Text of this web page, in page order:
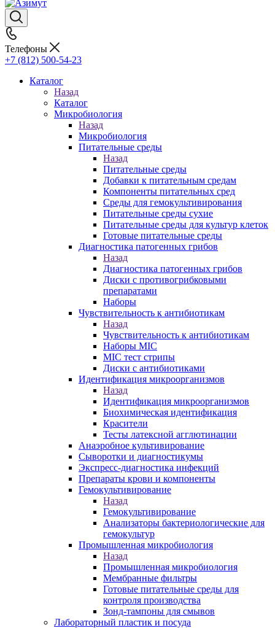
Телефоны
+7 (812) 500-54-23
Каталог
Назад
Каталог
Микробиология
Назад
Микробиология
Питательные среды
Назад
Питательные среды
Добавки к питательным средам
Компоненты питательных сред
Среды для гемокультивирования
Питательные среды сухие
Питательные среды для культур клеток
Готовые питательные среды
Диагностика патогенных грибов
Назад
Диагностика патогенных грибов
Диски с противогрибковыми
препаратами
Наборы
Чувствительность к антибиотикам
Назад
Чувствительность к антибиотикам
Наборы MIC
MIC тест стрипы
Диски с антибиотиками
Идентификация микроорганизмов
Назад
Идентификация микроорганизмов
Биохимическая идентификация
Красители
Тесты латексной агглютинации
Анаэробное культивирование
Сыворотки и диагностикумы
Экспресс-диагностика инфекций
Препараты крови и компоненты
Гемокультивирование
Назад
Гемокультивирование
Анализаторы бактериологические для
гемокультур
Промышленная микробиология
Назад
Промышленная микробиология
Мембранные фильтры
Готовые питательные среды для
контроля производства
Зонд-тампоны для смывов
Лабораторный пластик и посуда